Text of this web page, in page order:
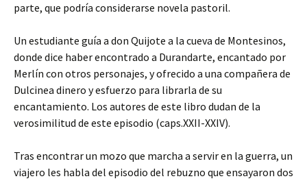
parte, que podría considerarse novela pastoril.
Un estudiante guía a don Quijote a la cueva de Montesinos,
donde dice haber encontrado a Durandarte, encantado por
Merlín con otros personajes, y ofrecido a una compañera de
Dulcinea dinero y esfuerzo para librarla de su
encantamiento. Los autores de este libro dudan de la
verosimilitud de este episodio (caps.XXII-XXIV).
Tras encontrar un mozo que marcha a servir en la guerra, un
viajero les habla del episodio del rebuzno que ensayaron dos